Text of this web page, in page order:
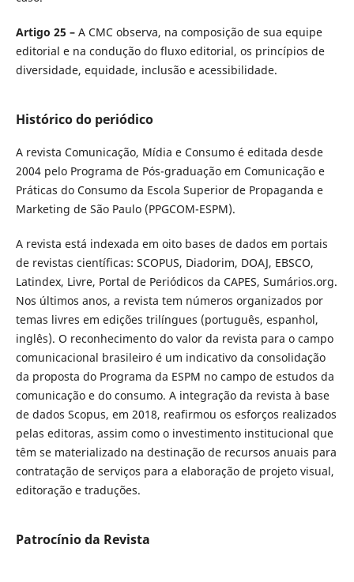
Artigo 25 –A CMC observa, na composição de sua equipe
editorial e na condução do fluxo editorial, os princípios de
diversidade, equidade, inclusão e acessibilidade.
Histórico do periódico
A revista Comunicação, Mídia e Consumo é editada desde
2004 pelo Programa de Pós-graduação em Comunicação e
Práticas do Consumo da Escola Superior de Propaganda e
Marketing de São Paulo (PPGCOM-ESPM).
A revista está indexada em oito bases de dados em portais
de revistas científicas: SCOPUS, Diadorim, DOAJ, EBSCO,
Latindex, Livre, Portal de Periódicos da CAPES, Sumários.org.
Nos últimos anos, a revista tem números organizados por
temas livres em edições trilíngues (português, espanhol,
inglês). O reconhecimento do valor da revista para o campo
comunicacional brasileiro é um indicativo da consolidação
da proposta do Programa da ESPM no campo de estudos da
comunicação e do consumo. A integração da revista à base
de dados Scopus, em 2018, reafirmou os esforços realizados
pelas editoras, assim como o investimento institucional que
têm se materializado na destinação de recursos anuais para
contratação de serviços para a elaboração de projeto visual,
editoração e traduções.
Patrocínio da Revista